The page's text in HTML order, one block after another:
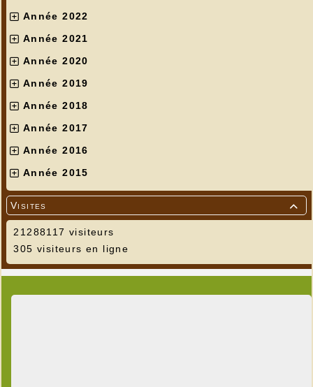
Année 2022
Année 2021
Année 2020
Année 2019
Année 2018
Année 2017
Année 2016
Année 2015

Visites
21288117 visiteurs
305 visiteurs en ligne